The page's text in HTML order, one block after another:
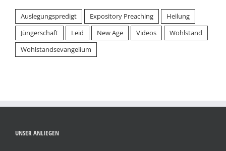
Auslegungspredigt Expository Preaching
Heilung
Jüngerschaft
Leid New Age Videos
Wohlstand
Wohlstandsevangelium
UNSER ANLIEGEN